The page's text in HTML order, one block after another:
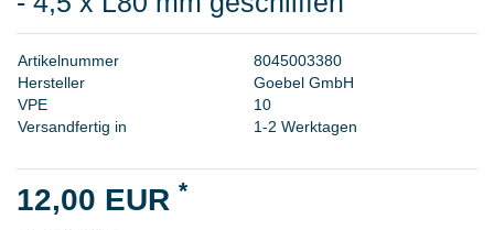
Artikelnummer 8045003380
Hersteller Goebel GmbH
VPE 10
Versandfertig in
1-2 Werktagen
12,00 EUR *